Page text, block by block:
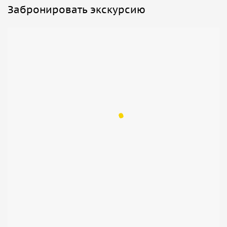
Забронировать экскурсию